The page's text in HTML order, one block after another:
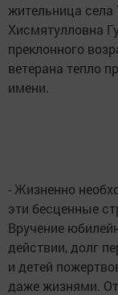
жительница села
Хисмятулловна
преклонного
ветерана тепло
имени.
- Жизненно
эти бесценные
Вручение
действии, долг
и детей
даже жизнями.